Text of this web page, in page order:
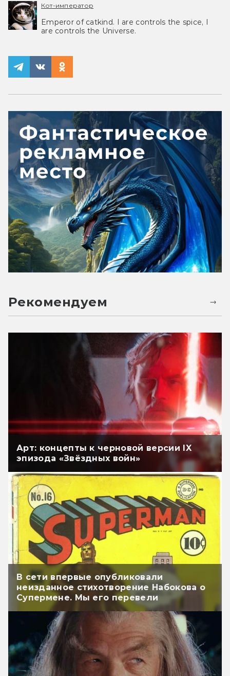
Кот-император
Emperor of catkind. I are controls the spice, I
are controls the Universe.
Рекомендуем
Арт: концепты к черновой версии IX
эпизода «Звёздных войн»
В сети впервые опубликовали
неизданное стихотворение Набокова о
Супермене. Мы его перевели